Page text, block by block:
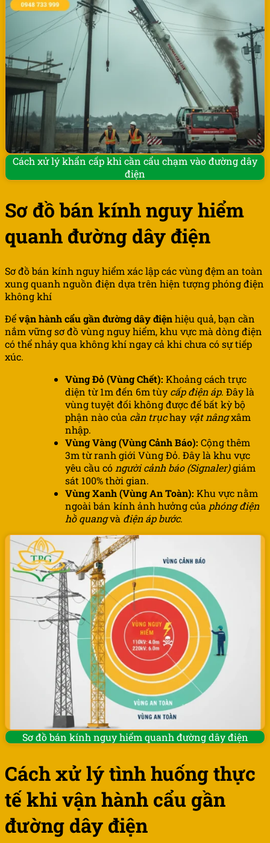
Cách xử lý khẩn cấp khi cần cẩu chạm vào đường dây
điện
Sơ đồ bán kính nguy hiểm
quanh đường dây điện
Sơ đồ bán kính nguy hiểm xác lập các vùng đệm an toàn
xung quanh nguồn điện dựa trên hiện tượng phóng điện
không khí
Đểvận hành cẩu gần đường dây điệnhiệu quả, bạn cần
nắm vững sơ đồ vùng nguy hiểm, khu vực mà dòng điện
có thể nhảy qua không khí ngay cả khi chưa có sự tiếp
xúc.
Vùng Đỏ (Vùng Chết): Khoảng cách trực
diện từ 1m đến 6m tùy cấp điện áp. Đây là
vùng tuyệt đối không được để bất kỳ bộ
phận nào của cần trụchay vật nângxâm
nhập.
Vùng Vàng (Vùng Cảnh Báo): Cộng thêm
3m từ ranh giới Vùng Đỏ. Đây là khu vực
yêu cầu có người cảnh báo (Signaler)giám
sát 100% thời gian.
Vùng Xanh (Vùng An Toàn): Khu vực nằm
ngoài bán kính ảnh hưởng của phóng điện
hồ quangvà điện áp bước.
Sơ đồ bán kính nguy hiểm quanh đường dây điện
Cách xử lý tình huống thực
tế khi vận hành cẩu gần
đường dây điện